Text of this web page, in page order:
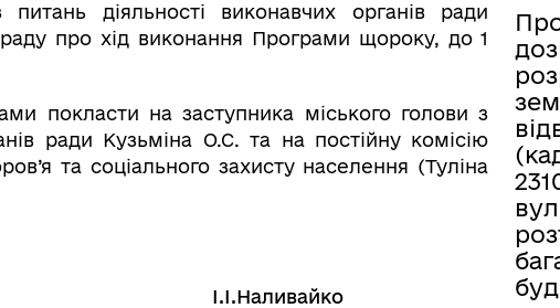
діяльності виконавчих органів ради
про хід виконання Програми щороку, до 1
покласти на заступника міського голови з
ради Кузьміна О.С. та на постійну комісію
та соціального захисту населення (Туліна
І.І.Наливайко